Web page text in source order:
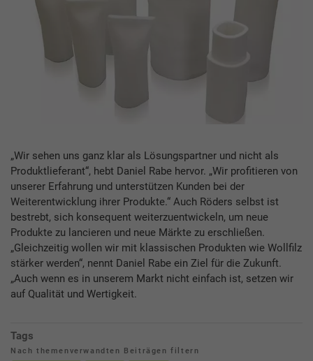
„Wir sehen uns ganz klar als Lösungspartner und nicht als
Produktlieferant“, hebt Daniel Rabe hervor. „Wir profitieren von
unserer Erfahrung und unterstützen Kunden bei der
Weiterentwicklung ihrer Produkte.“ Auch Röders selbst ist
bestrebt, sich konsequent weiterzuentwickeln, um neue
Produkte zu lancieren und neue Märkte zu erschließen.
„Gleichzeitig wollen wir mit klassischen Produkten wie Wollfilz
stärker werden“, nennt Daniel Rabe ein Ziel für die Zukunft.
„Auch wenn es in unserem Markt nicht einfach ist, setzen wir
auf Qualität und Wertigkeit.
Tags
Nach themenverwandten Beiträgen filtern